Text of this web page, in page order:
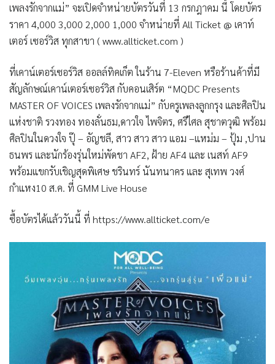
เพลงรักจากแม่” จะเปิดจำหน่ายบัตรวันที่ 13 กรกฎาคม นี้ โดยบัตร
ราคา 4,000 3,000 2,000 1,000 จำหน่ายที่ All Ticket @ เคาท์
เตอร์ เซอร์วิส ทุกสาขา ( www.allticket.com )
ที่เคาน์เตอร์เซอร์วิส ออลล์ทิคเก็ต ในร้าน 7-Eleven หรือร้านค้าที่มี
สัญลักษณ์เคาน์เตอร์เซอร์วิส กับคอนเสิร์ต “MQDC Presents
MASTER OF VOICES เพลงรักจากแม่” กับครูเพลงลูกกรุง และศิลปิน
แห่งชาติ รวงทอง ทองลั่นธม,ดาวใจ ไพจิตร, ศรีไศล สุชาตวุฒิ พร้อม
ศิลปินในดวงใจ ปุ๊ – อัญชลี, สาว สาว สาว แอม –แหม่ม – ปุ้ม ,ปาน
ธนพร และนักร้องรุ่นใหม่พัดชา AF2, ฝ้าย AF4 และ เนสท์ AF9
พร้อมแขกรับเชิญสุดพิเศษ ชรินทร์ นันทนาคร และ สุเทพ วงศ์
กำแหง10 ส.ค. ที่ GMM Live House
ซื้อบัตรได้แล้ววันนี้ ที่ https://www.allticket.com/e